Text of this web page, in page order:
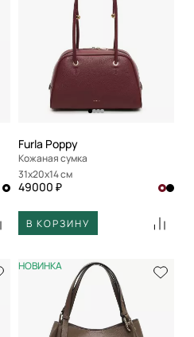
По убыванию цены
По размеру скидки
По скорости доставки
Furla Poppy
Кожаная сумка
31x20x14 см
49000 ₽
В КОРЗИНУ
НОВИНКА